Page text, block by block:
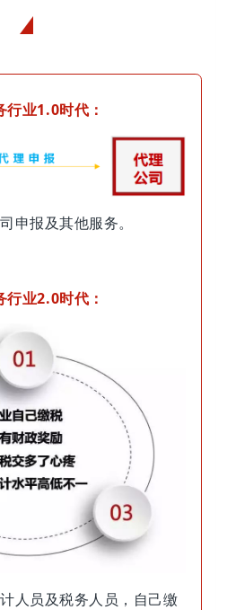
行业1.0时代：
申报及其他服务。
行业2.0时代：
人员及税务人员，自己缴